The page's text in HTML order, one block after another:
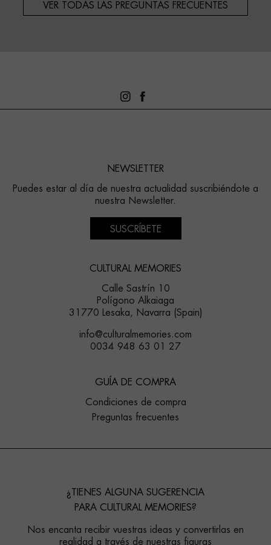
VER TODAS LAS PREGUNTAS FRECUENTES
NEWSLETTER
Puedes estar al día de nuestra actualidad suscribiéndote a
nuestra Newsletter.
SUSCRÍBETE
CULTURAL MEMORIES
Calle Sastrín 10
Polígono Alkaiaga
31770 Lesaka, Navarra (Spain)
info@culturalmemories.com
0034 948 63 01 27
GUÍA DE COMPRA
Condiciones de compra
Preguntas frecuentes
¿TIENES ALGUNA SUGERENCIA
PARA CULTURAL MEMORIES?
Nos encanta recibir vuestras ideas y convertirlas en
realidad a través de nuestras figuras